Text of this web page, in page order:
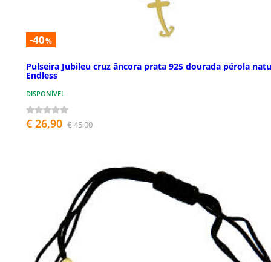
-40%
Pulseira Jubileu cruz âncora prata 925 dourada pérola
Endless
DISPONÍVEL
€ 26,90 € 45,00